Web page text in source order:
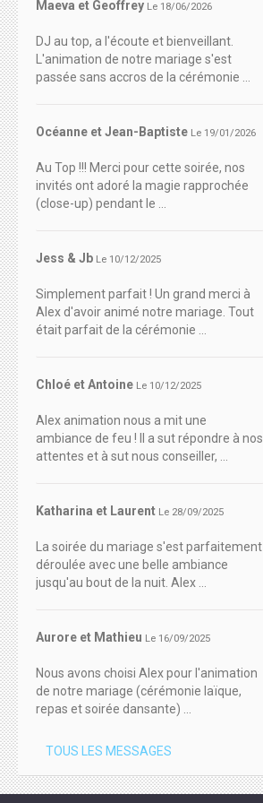
Maeva et Geoffrey Le 18/06/2026
DJ au top, a l'écoute et bienveillant.
L'animation de notre mariage s'est
passée sans accros de la cérémonie ...
Océanne et Jean-Baptiste Le 19/01/2026
Au Top !!! Merci pour cette soirée, nos
invités ont adoré la magie rapprochée
(close-up) pendant le ...
Jess & Jb Le 10/12/2025
Simplement parfait ! Un grand merci à
Alex d'avoir animé notre mariage. Tout
était parfait de la cérémonie ...
Chloé et Antoine Le 10/12/2025
Alex animation nous a mit une
ambiance de feu ! Il a sut répondre à nos
attentes et à sut nous conseiller, ...
Katharina et Laurent Le 28/09/2025
La soirée du mariage s'est parfaitement
déroulée avec une belle ambiance
jusqu'au bout de la nuit. Alex ...
Aurore et Mathieu Le 16/09/2025
Nous avons choisi Alex pour l'animation
de notre mariage (cérémonie laïque,
repas et soirée dansante) ...
TOUS LES MESSAGES